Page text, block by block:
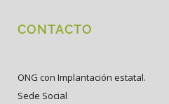
CONTACTO
ONG con Implantación estatal.
Sede Social